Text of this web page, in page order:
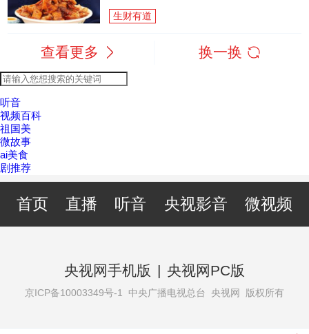
生财有道
查看更多 换一换
听音
视频百科
祖国美
微故事
ai美食
剧推荐
首页 直播 听音 央视影音 微视频
央视网手机版 | 央视网PC版
京ICP备10003349号-1 中央广播电视总台 央视网 版权所有